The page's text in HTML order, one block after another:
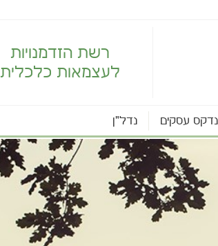
רשת הזדמנויות
לעצמאות כלכלית
עסקים נדל"ן